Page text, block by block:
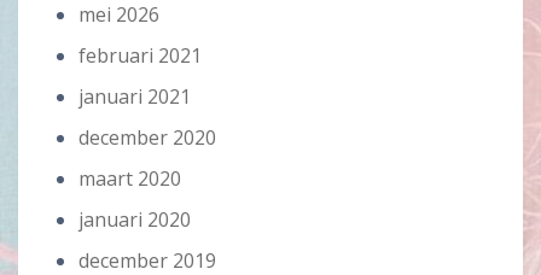
mei 2026
februari 2021
januari 2021
december 2020
maart 2020
januari 2020
december 2019